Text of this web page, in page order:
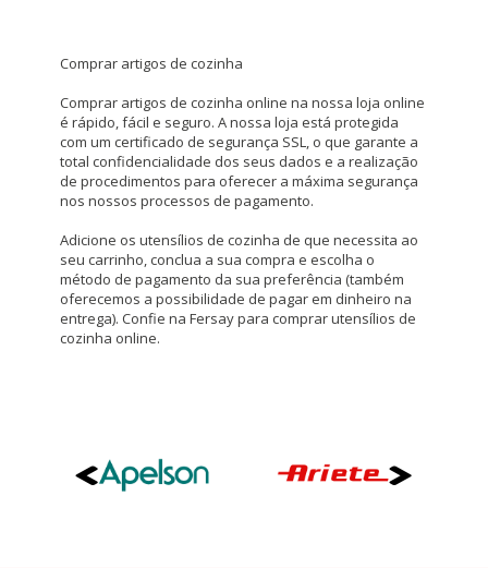
Comprar artigos de cozinha
Comprar artigos de cozinha online na nossa loja online
é rápido, fácil e seguro. A nossa loja está protegida
com um certificado de segurança SSL, o que garante a
total confidencialidade dos seus dados e a realização
de procedimentos para oferecer a máxima segurança
nos nossos processos de pagamento.
Adicione os utensílios de cozinha de que necessita ao
seu carrinho, conclua a sua compra e escolha o
método de pagamento da sua preferência (também
oferecemos a possibilidade de pagar em dinheiro na
entrega). Confie na Fersay para comprar utensílios de
cozinha online.